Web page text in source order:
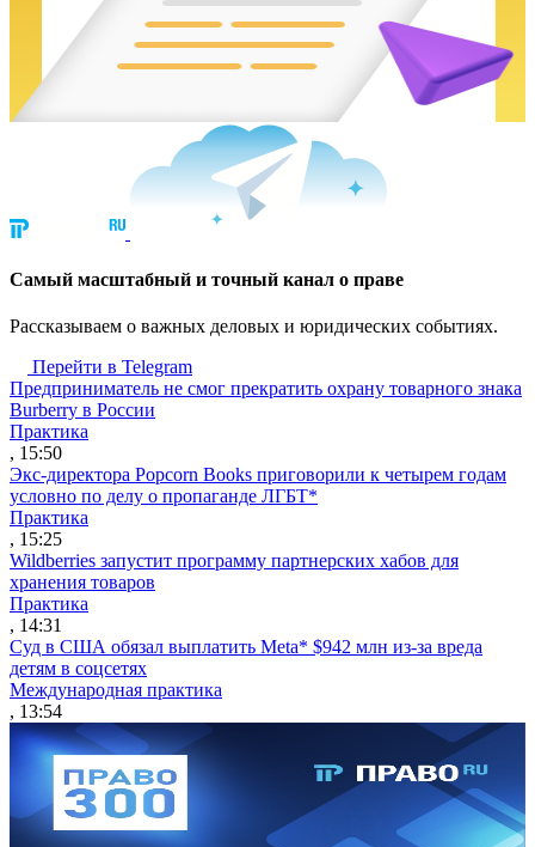
Cамый масштабный и точный канал о праве
Рассказываем о важных деловых и юридических событиях.
Перейти в Telegram
Предприниматель не смог прекратить охрану товарного знака
Burberry в России
Практика
, 15:50
Экс-директора Popcorn Books приговорили к четырем годам
условно по делу о пропаганде ЛГБТ*
Практика
, 15:25
Wildberries запустит программу партнерских хабов для
хранения товаров
Практика
, 14:31
Суд в США обязал выплатить Meta* $942 млн из-за вреда
детям в соцсетях
Международная практика
, 13:54